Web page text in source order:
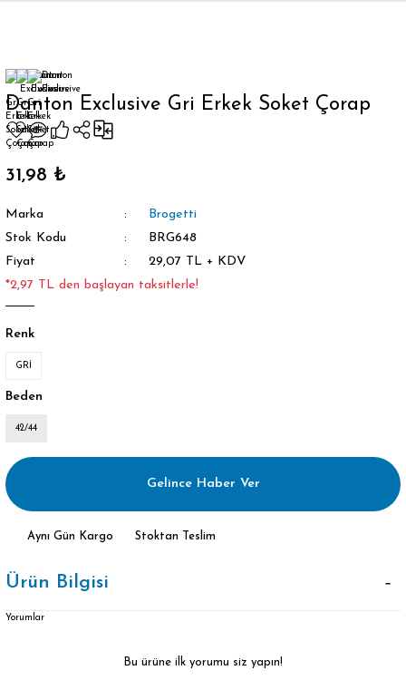
Danton Exclusive Gri Erkek Soket Çorap
31,98 ₺
Marka
Brogetti
Stok Kodu
BRG648
Fiyat
29,07 TL + KDV
*2,97 TL den başlayan taksitlerle!
Renk
GRİ
Beden
42/44
Gelince Haber Ver
Aynı Gün Kargo Stoktan Teslim
Ürün Bilgisi
Yorumlar
Bu ürüne ilk yorumu siz yapın!